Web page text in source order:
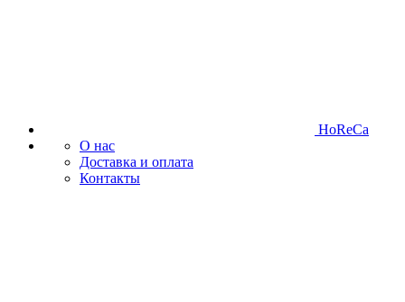
HoReCa
О нас
Доставка и оплата
Контакты